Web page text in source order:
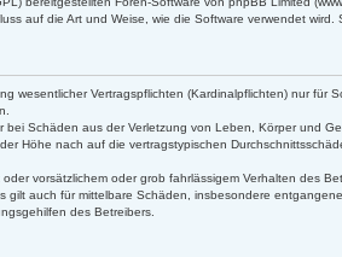
auf die Art und Weise, wie die Software verwendet
Vertragspflichten (Kardinalpflichten) nur für
Schäden aus der Verletzung von Leben, Körper und
Höhe nach auf die vertragstypischen
vorsätzlichem oder grob fahrlässigem Verhalten des
auch für mittelbare Schäden, insbesondere
des Betreibers.